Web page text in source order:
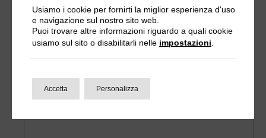
Usiamo i cookie per fornirti la miglior esperienza d'uso
e navigazione sul nostro sito web.
Puoi trovare altre informazioni riguardo a quali cookie
usiamo sul sito o disabilitarli nelle impostazioni
Accetta Personalizza